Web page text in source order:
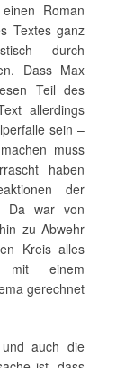
Roman
Textes ganz
– durch
Dass Max
Teil des
allerdings
sein –
muss
haben
der
Da war von
zu Abwehr
Kreis alles
mit einem
gerechnet
auch die